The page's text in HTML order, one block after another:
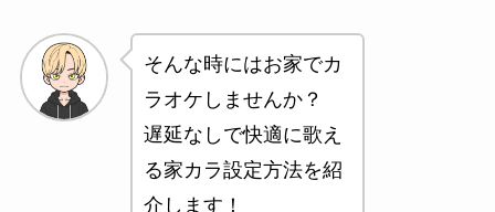
そんな時にはお家でカ
ラオケしませんか？
遅延なしで快適に歌え
る家カラ設定方法を紹
介します！